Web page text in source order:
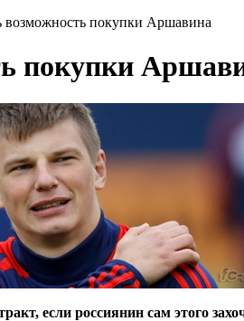
возможность покупки Аршавина
покупки
если россиянин сам этого